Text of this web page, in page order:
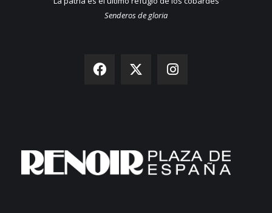
Senderos de gloria